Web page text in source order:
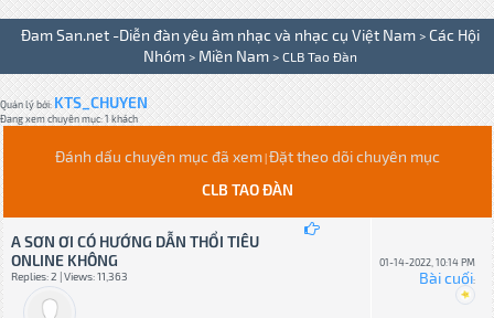
Đam San.net -Diễn đàn yêu âm nhạc và nhạc cụ Việt Nam > Các Hội
Nhóm > Miền Nam > CLB Tao Đàn
Quản lý bởi:KTS_CHUYEN
Đang xem chuyên mục: 1 khách
Đánh dấu chuyên mục đã xem| Đặt theo dõi chuyên mục
CLB TAO ĐÀN
A SƠN ƠI CÓ HƯỚNG DẪN THỔI TIÊU
ONLINE KHÔNG
Replies: 2 | Views: 11,363
01-14-2022, 10:14 PM
Bài cuối: